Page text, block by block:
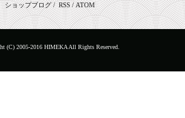
ショップブログ/ RSS/ATOM
(C) 2005-2016 HIMEKA All Rights Reserved.